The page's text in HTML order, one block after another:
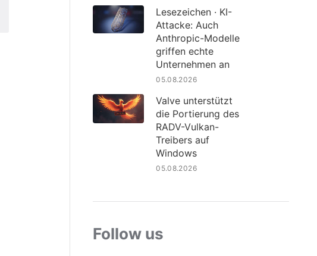
Lesezeichen · KI-
Attacke: Auch
Anthropic-Modelle
griffen echte
Unternehmen an
05.08.2026
Valve unterstützt
die Portierung des
RADV-Vulkan-
Treibers auf
Windows
05.08.2026
Follow us